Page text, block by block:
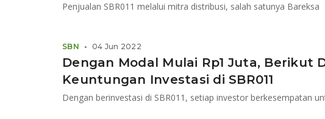
Penjualan SBR011 melalui mitra distribusi, salah satunya Bareksa
Dengan Modal Mulai Rp1 Juta, Berikut
Keuntungan Investasi di SBR011
SBN • 04 Jun 2022